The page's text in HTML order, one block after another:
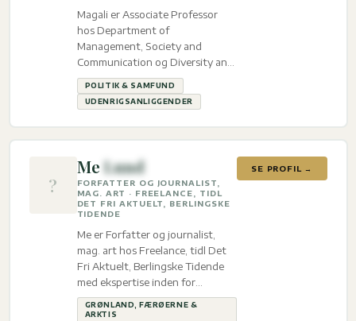
Magali er Associate Professor
hos Department of
Management, Society and
Communication og Diversity and
Difference Platform med
ekspertise inden for Politik &
Samfund og
Udenrigsanliggender.
POLITIK & SAMFUND
UDENRIGSANLIGGENDER
?
MeLund
FORFATTER OG JOURNALIST,
MAG. ART · FREELANCE, TIDL
DET FRI AKTUELT, BERLINGSKE
TIDENDE
Me er Forfatter og journalist,
mag. art hos Freelance, tidl Det
Fri Aktuelt, Berlingske Tidende
med ekspertise inden for
Grønland, Færøerne & Arktis,
Sport & fritid og
GRØNLAND, FÆRØERNE &
ARKTIS
SE PROFIL →